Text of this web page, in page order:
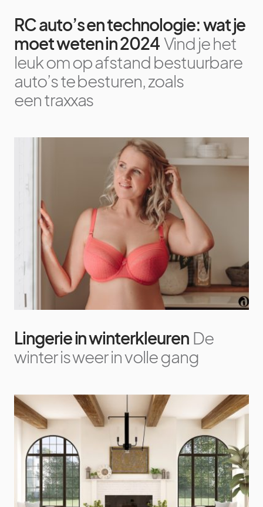
RC auto’s en technologie: wat je
moet weten in 2024 Vind je het
leuk om op afstand bestuurbare
auto’s te besturen, zoals
een traxxas
Lingerie in winterkleuren De
winter is weer in volle gang